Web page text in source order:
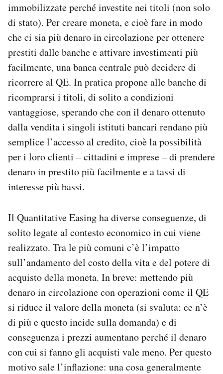
immobilizzate perché investite nei titoli (non solo
di stato). Per creare moneta, e cioè fare in modo
che ci sia più denaro in circolazione per ottenere
prestiti dalle banche e attivare investimenti più
facilmente, una banca centrale può decidere di
ricorrere al QE. In pratica propone alle banche di
ricomprarsi i titoli, di solito a condizioni
vantaggiose, sperando che con il denaro ottenuto
dalla vendita i singoli istituti bancari rendano più
semplice l’accesso al credito, cioè la possibilità
per i loro clienti – cittadini e imprese – di prendere
denaro in prestito più facilmente e a tassi di
interesse più bassi.
Il Quantitative Easing ha diverse conseguenze, di
solito legate al contesto economico in cui viene
realizzato. Tra le più comuni c’è l’impatto
sull’andamento del costo della vita e del potere di
acquisto della moneta. In breve: mettendo più
denaro in circolazione con operazioni come il QE
si riduce il valore della moneta (si svaluta: ce n’è
di più e questo incide sulla domanda) e di
conseguenza i prezzi aumentano perché il denaro
con cui si fanno gli acquisti vale meno. Per questo
motivo sale l’inflazione: una cosa generalmente